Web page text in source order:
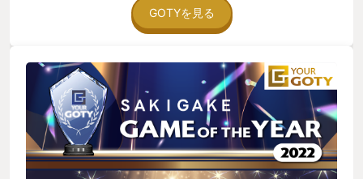
GOTYを見る